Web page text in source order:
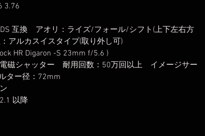
3.76
互換 アオリ：ライズ/フォール/シフト(上下左右方
アルカスイスタイプ(取り外し可)
HR Digaron -S 23mm f/5.6 )
磁シャッター 耐用回数：50万回以上 イメージサー
ター径：72mm
以降